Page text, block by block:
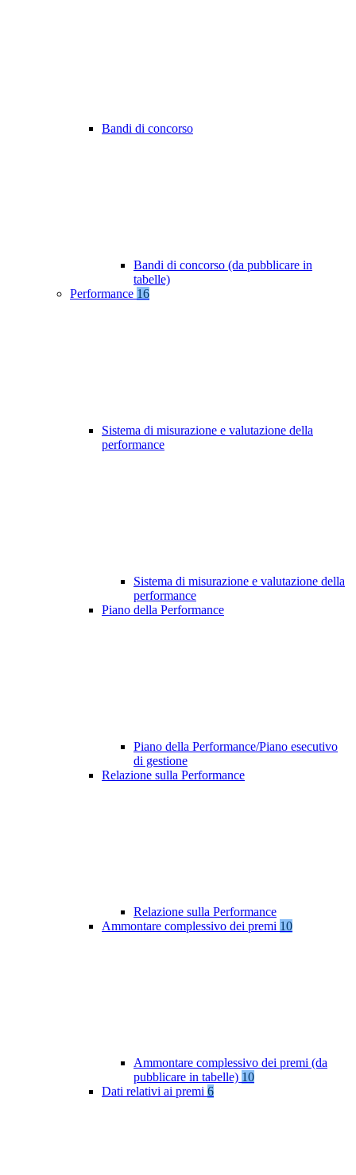
Bandi di concorso
Bandi di concorso (da pubblicare in
tabelle)
Performance 16
Sistema di misurazione e valutazione della
performance
Sistema di misurazione e valutazione della
performance
Piano della Performance
Piano della Performance/Piano esecutivo
di gestione
Relazione sulla Performance
Relazione sulla Performance
Ammontare complessivo dei premi 10
Ammontare complessivo dei premi (da
pubblicare in tabelle) 10
Dati relativi ai premi 6